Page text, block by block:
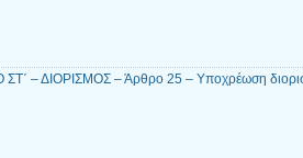
– ΔΙΟΡΙΣΜΟΣ – Άρθρο 25 – Υποχρέωση